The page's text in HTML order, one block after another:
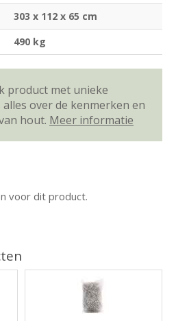
303 x 112 x 65 cm
490 kg
product met unieke
over de kenmerken en
hout. Meer informatie
voor dit product.